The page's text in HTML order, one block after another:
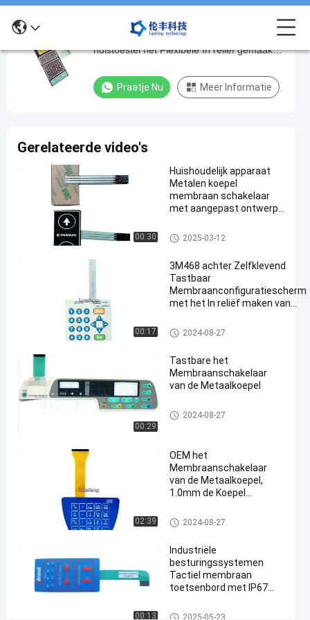
Van
het
Membraantoetsenbord
huistoestel
Flexibele
Het
Membraanschakelaar
van de metaalkoepel
2024-
08-27
7661
3M468 het
Membraanschakelaar
in reliëf gemaakte
de
van het
knopenmembraan
#
Van het het Membraantoetsenbord van het
huistoestel het Flexibele In reliëf gemaakte
Praatje Nu Meer Informatie
Gerelateerde video's
00:30
Huishoudelijk apparaat
Metalen koepel
membraan schakelaar
met aangepast ontwerp
temperatuurbereik
Het Membraanschakelaar van
de metaalkoepel
2025-03-12
00:17
3M468 achter Zelfklevend
Tastbaar
Membraanconfiguratiescherm
met het In reliëf maken van
Het Membraanschakelaar van de me
taalkoepel
2024-08-27
00:29
Tastbare het
Membraanschakelaar
van de Metaalkoepel
Het Membraanschakelaar van
de metaalkoepel
2024-08-27
02:39
OEM het
Membraanschakelaar
van de Metaalkoepel,
1.0mm de Koepel
het Hoogtemetaal
Het Membraanschakelaar van
de metaalkoepel
2024-08-27
00:13
Industriële
besturingssystemen
Tactiel membraan
toetsenbord met IP67
polyester ontwerp
Het Membraanschakelaar van
2025-05-23